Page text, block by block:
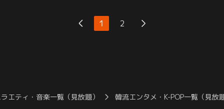
1 2
エティ・音楽一覧（見放題） 韓流エンタメ・K-POP一覧（見放